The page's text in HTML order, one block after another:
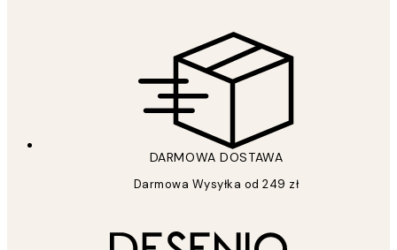
DARMOWA DOSTAWA
Darmowa Wysyłka od 249 zł